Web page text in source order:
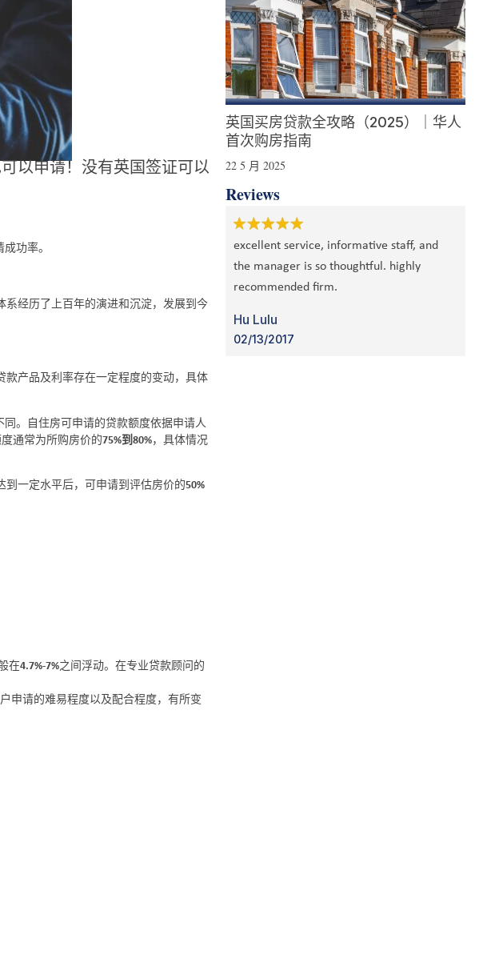
以申请！没有英国签证可以
功率。
经历了上百年的演进和沉淀，发展到今
产品及利率存在一定程度的变动，具体
同。自住房可申请的贷款额度依据申请人
通常为所购房价的75%到80%，具体情况
一定水平后，可申请到评估房价的50%
在4.7%-7%之间浮动。在专业贷款顾问的
申请的难易程度以及配合程度，有所变
英国买房贷款全攻略（2025）｜华人
首次购房指南
22 5 月 2025
Reviews
service, informative staff, and
Very good mortgage advisory service –
professional and efficient – highly
ziling jiang